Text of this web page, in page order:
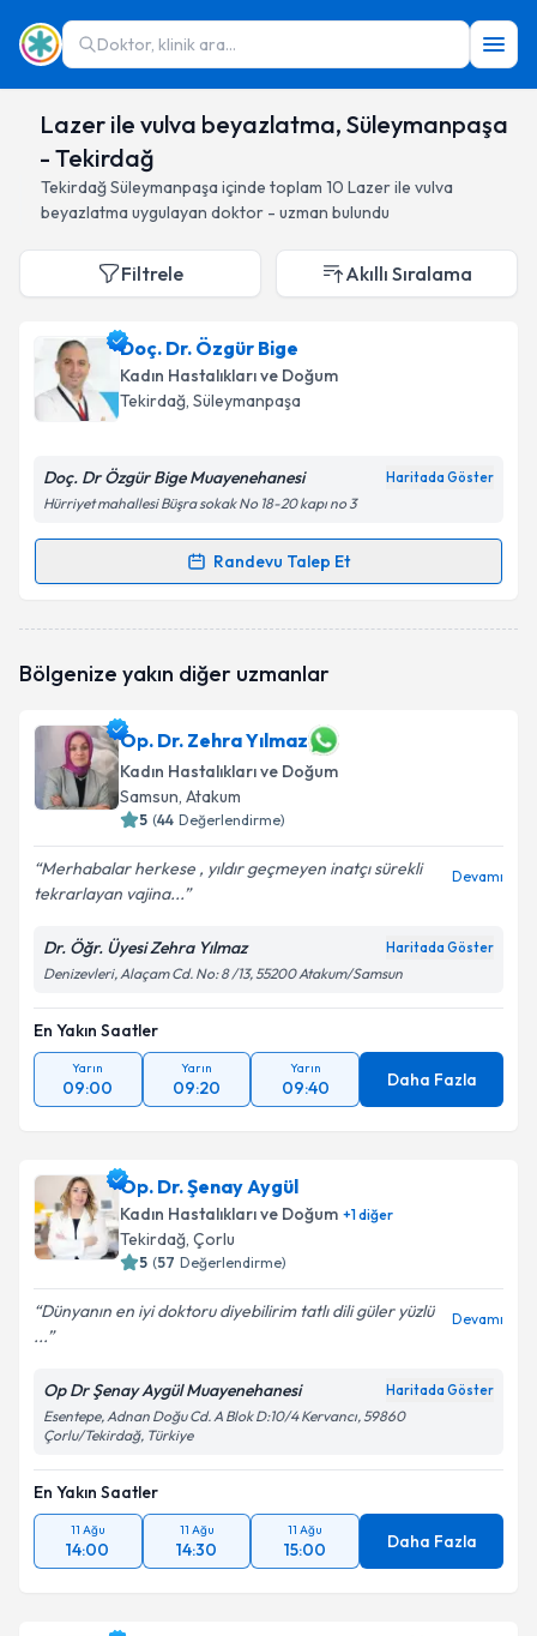
Doktor, klinik ara...
Lazer ile vulva beyazlatma, Süleymanpaşa
- Tekirdağ
TekirdağSüleymanpaşa içinde toplam 10 Lazer ile vulva
beyazlatma uygulayan doktor - uzman bulundu
Filtrele Akıllı Sıralama
Doç. Dr. Özgür Bige
Kadın Hastalıkları ve Doğum
Tekirdağ, Süleymanpaşa
Doç. Dr Özgür Bige Muayenehanesi Haritada Göster
Hürriyet mahallesi Büşra sokak No 18-20 kapı no 3
Randevu Talep Et
Randevu Takvimi Talebi
oluşturun. Size bu uzmandan randevu almanız için bir
E-posta Adresiniz
Kişisel verilerimin işlenmesine ilişkinAydınlatma
Metni'ni okudum ve kişisel verilerimin belirtilen
Bölgenize yakın diğer uzmanlar
Op. Dr. Zehra Yılmaz
Kadın Hastalıkları ve Doğum
Samsun, Atakum
5 (44 Değerlendirme)
Merhabalar herkese , yıldır geçmeyen inatçı sürekli
tekrarlayan vajina...
Devamı
Dr. Öğr. Üyesi Zehra Yılmaz Haritada Göster
Denizevleri, Alaçam Cd. No: 8 /13, 55200 Atakum/Samsun
En Yakın Saatler
Yarın
09:00
Yarın
09:20
Yarın
09:40 Daha Fazla
Op. Dr. Şenay Aygül
Kadın Hastalıkları ve Doğum +1diğer
Tekirdağ, Çorlu
5 (57 Değerlendirme)
Dünyanın en iyi doktoru diyebilirim tatlı dili güler yüzlü
...
Devamı
Op Dr Şenay Aygül Muayenehanesi Haritada Göster
Esentepe, Adnan Doğu Cd. A Blok D:10/4 Kervancı, 59860
Çorlu/Tekirdağ, Türkiye
En Yakın Saatler
11 Ağu
14:00
11 Ağu
14:30
11 Ağu
15:00 Daha Fazla